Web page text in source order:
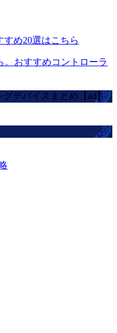
すめ20選はこちら
。おすすめコントローラ
デバイスまとめ【ad】